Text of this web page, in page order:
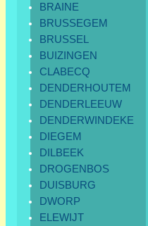
BRAINE
BRUSSEGEM
BRUSSEL
BUIZINGEN
CLABECQ
DENDERHOUTEM
DENDERLEEUW
DENDERWINDEKE
DIEGEM
DILBEEK
DROGENBOS
DUISBURG
DWORP
ELEWIJT